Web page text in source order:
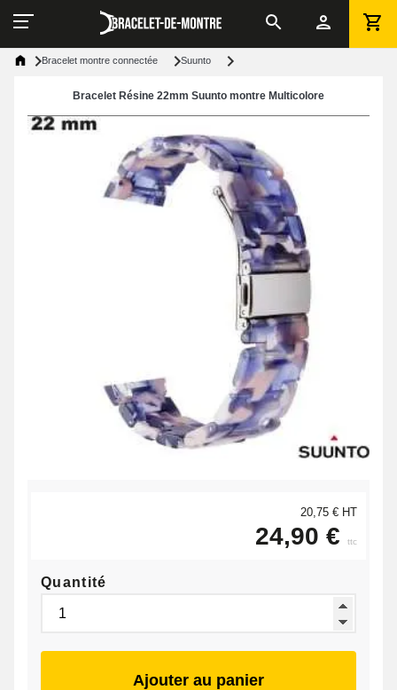
Bracelet montre connectée Suunto
Bracelet Résine 22mm Suunto montre Multicolore
20,75 € HT
24,90 € ttc
Quantité
Ajouter au panier